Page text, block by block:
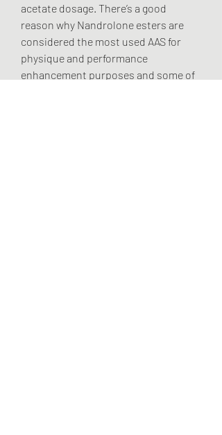
acetate dosage. There’s a good
reason why Nandrolone esters are
considered the most used AAS for
physique and performance
enhancement purposes and some of